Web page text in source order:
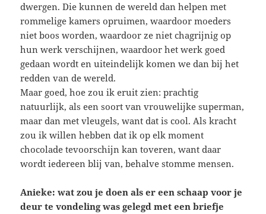
dwergen. Die kunnen de wereld dan helpen met
rommelige kamers opruimen, waardoor moeders
niet boos worden, waardoor ze niet chagrijnig op
hun werk verschijnen, waardoor het werk goed
gedaan wordt en uiteindelijk komen we dan bij het
redden van de wereld.
Maar goed, hoe zou ik eruit zien: prachtig
natuurlijk, als een soort van vrouwelijke superman,
maar dan met vleugels, want dat is cool. Als kracht
zou ik willen hebben dat ik op elk moment
chocolade tevoorschijn kan toveren, want daar
wordt iedereen blij van, behalve stomme mensen.
Anieke: wat zou je doen als er een schaap voor je
deur te vondeling was gelegd met een briefje